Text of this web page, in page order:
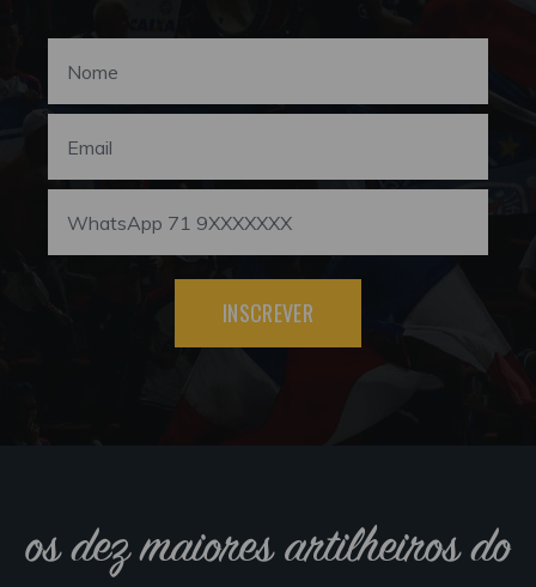
INSCREVER
os dez maiores artilheiros do